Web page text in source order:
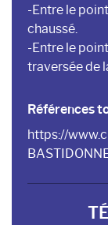
-Entre le
chaussé.
-Entre le
traversée de
Références
https://